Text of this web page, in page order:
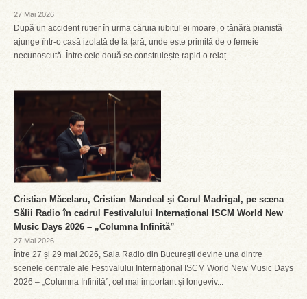
27 Mai 2026
După un accident rutier în urma căruia iubitul ei moare, o tânără pianistă
ajunge într-o casă izolată de la țară, unde este primită de o femeie
necunoscută. Între cele două se construiește rapid o relaț...
Cristian Măcelaru, Cristian Mandeal și Corul Madrigal, pe scena
Sălii Radio în cadrul Festivalului Internațional ISCM World New
Music Days 2026 – „Columna Infinită”
27 Mai 2026
Între 27 și 29 mai 2026, Sala Radio din București devine una dintre
scenele centrale ale Festivalului Internațional ISCM World New Music Days
2026 – „Columna Infinită”, cel mai important și longeviv...